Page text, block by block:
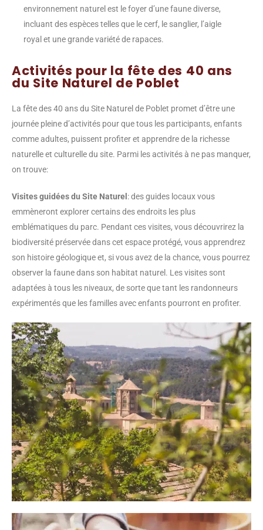
environnement naturel est le foyer d’une faune diverse,
incluant des espèces telles que le cerf, le sanglier, l’aigle
royal et une grande variété de rapaces.
Activités pour la fête des 40 ans
du Site Naturel de Poblet
La fête des 40 ans du Site Naturel de Poblet promet d’être une
journée pleine d’activités pour que tous les participants, enfants
comme adultes, puissent profiter et apprendre de la richesse
naturelle et culturelle du site. Parmi les activités à ne pas manquer,
on trouve:
Visites guidées du Site Naturel : des guides locaux vous
emmèneront explorer certains des endroits les plus
emblématiques du parc. Pendant ces visites, vous découvrirez la
biodiversité préservée dans cet espace protégé, vous apprendrez
son histoire géologique et, si vous avez de la chance, vous pourrez
observer la faune dans son habitat naturel. Les visites sont
adaptées à tous les niveaux, de sorte que tant les randonneurs
expérimentés que les familles avec enfants pourront en profiter.